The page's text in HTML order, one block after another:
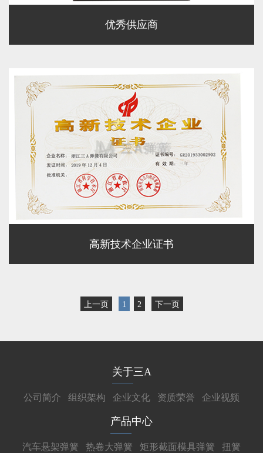
优秀供应商
高新技术企业证书
上一页 1 2 下一页
关于三A
公司简介 组织架构 企业文化 资质荣誉 企业视频
产品中心
汽车悬架弹簧 热卷大弹簧 矩形截面模具弹簧
扭簧